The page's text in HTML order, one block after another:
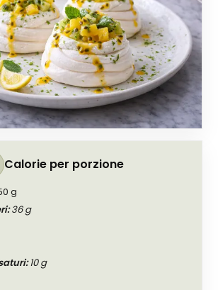
Calorie per porzione
g
:36g
:10g